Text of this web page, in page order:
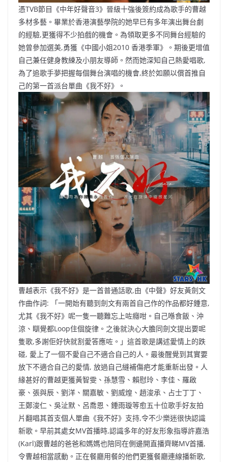
憑TVB節目《中年好聲音3》晉級十強後簽約成為歌手的曹越
多材多藝。畢業於香港演藝學院的她早巳有多年演出舞台劇
的經驗,更獲得不少拍戲的機會。為領取更多不同舞台經驗的
她曾參加選美,勇獲《中國小姐2010 香港季軍》。期後更增值
自己兼任健身教練及小朋友導師。然而她深知自己熱愛唱歌,
為了追歌手夢把握每個舞台演唱的機會,終於如願以償首推自
己的第一首派台單曲《我不好》。
曹越表示《我不好》是一首普通話歌,由《中聲》好友黃劍文
作曲作詞: 「一開始有聽到劍文有兩首自己作的作品都好鍾意,
尤其《我不好》呢一隻一聽難忘上咗癮咁。自己喺食飯、沖
涼、瞓覺都Loop住個旋律。之後就決心大膽同劍文提出要呢
隻歌,多謝佢好快就割愛答應咗。」這首歌是講述愛情上的跌
碰, 愛上了一個不愛自己不適合自己的人。最後醒覺到其實要
放下不適合自己的愛情, 放過自己縫補傷疤才能重新出發。人
緣甚好的曹越更獲黃智雯、孫慧雪、賴慰玲、李佳、羅啟
豪、張與辰、劉洋、關嘉敏、劉威煌、趙浚承、占士丁丁、
王鄭浚仁、吳沚默、呂喬恩、鍾雨璇等愈五十位歌手好友拍
片翻唱其首支個人單曲《我不好》支持,令不少樂迷很快認識
新歌。早前其處女MV首播時,認識多年的好友形象指導許嘉浩
(Karl)跟曹越的爸爸和媽媽也陪同在側邊開直播齊睇MV首播,
令曹越相當感動。正在餐廳用餐的他們更獲餐廳連線播新歌,